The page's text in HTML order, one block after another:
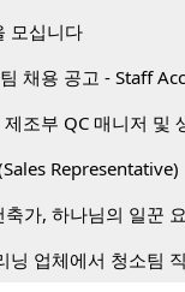
모십니다
채용 공고 - Staff
조부 QC 매니저 및
Representative)
가, 하나님의 일꾼
닝 업체에서 청소팀